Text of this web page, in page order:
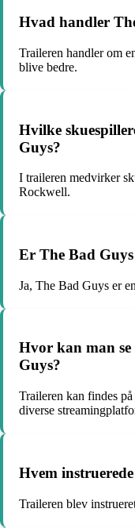
Hvad handler
Traileren handler om
blive bedre.
Hvilke
Guys?
I traileren medvirker
Rockwell.
Er The Bad
Ja, The Bad Guys er
Hvor kan man
Guys?
Traileren kan findes
diverse
Hvem
Traileren blev